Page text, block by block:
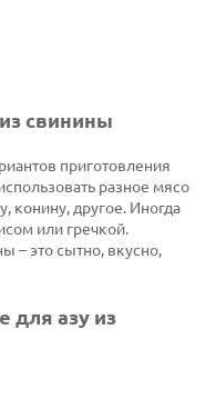
свинины
приготовления
разное мясо
конину, другое. Иногда
или гречкой.
– это сытно, вкусно,
для азу из